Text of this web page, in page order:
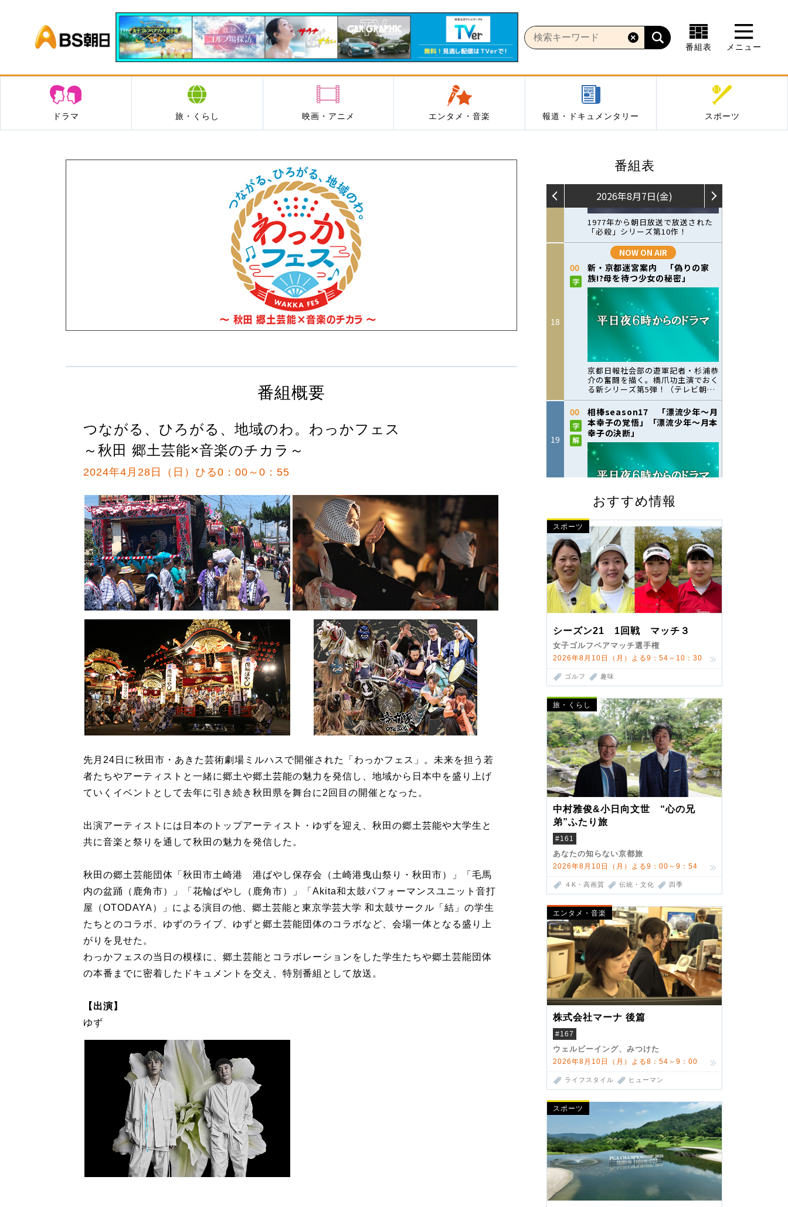
BS朝日
番組表 メニュー
ドラマ 旅・くらし 映画・アニメ エンタメ・音楽 報道・ドキュメンタリー スポーツ
番組表
おすすめ情報
スポーツ
シーズン21 1回戦 マッチ３
女子ゴルフペアマッチ選手権
2026年8月10日（月）よる9：54～10：30
ゴルフ 趣味
旅・くらし
中村雅俊&小日向文世 “心の兄
弟”ふたり旅
#161
あなたの知らない京都旅
2026年8月10日（月）よる9：00～9：54
４K・高画質 伝統・文化 四季
エンタメ・音楽
株式会社マーナ 後篇
#167
ウェルビーイング、みつけた
2026年8月10日（月）よる8：54～9：00
ライフスタイル ヒューマン
スポーツ
番組概要
つながる、ひろがる、地域のわ。わっかフェス
～秋田 郷土芸能×音楽のチカラ～
2024年4月28日（日）ひる0：00～0：55
先月24日に秋田市・あきた芸術劇場ミルハスで開催された「わっかフェス」。未来を担う若
者たちやアーティストと一緒に郷土や郷土芸能の魅力を発信し、地域から日本中を盛り上げ
ていくイベントとして去年に引き続き秋田県を舞台に2回目の開催となった。
出演アーティストには日本のトップアーティスト・ゆずを迎え、秋田の郷土芸能や大学生と
共に音楽と祭りを通して秋田の魅力を発信した。
秋田の郷土芸能団体「秋田市土崎港 港ばやし保存会（土崎港曳山祭り・秋田市）」「毛馬
内の盆踊（鹿角市）」「花輪ばやし（鹿角市）」「Akita和太鼓パフォーマンスユニット音打
屋（OTODAYA）」による演目の他、郷土芸能と東京学芸大学 和太鼓サークル「結」の学生
たちとのコラボ、ゆずのライブ、ゆずと郷土芸能団体のコラボなど、会場一体となる盛り上
がりを見せた。
わっかフェスの当日の模様に、郷土芸能とコラボレーションをした学生たちや郷土芸能団体
の本番までに密着したドキュメントを交え、特別番組として放送。
【出演】
ゆず